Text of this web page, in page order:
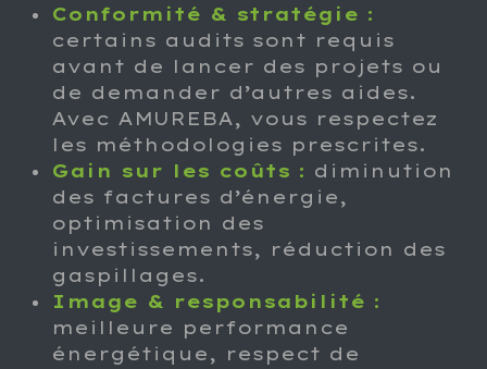
Conformité & stratégie :
certains audits sont requis
avant de lancer des projets ou
de demander d’autres aides.
Avec AMUREBA, vous respectez
les méthodologies prescrites.
Gain sur les coûts : diminution
des factures d’énergie,
optimisation des
investissements, réduction des
gaspillages.
Image & responsabilité :
meilleure performance
énergétique, respect de